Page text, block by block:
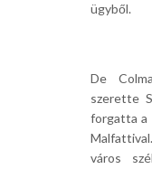
ügyből.
De
szerette
forgatta a
város